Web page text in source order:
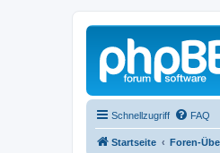
Schnellzugriff FAQ
Startseite Foren-